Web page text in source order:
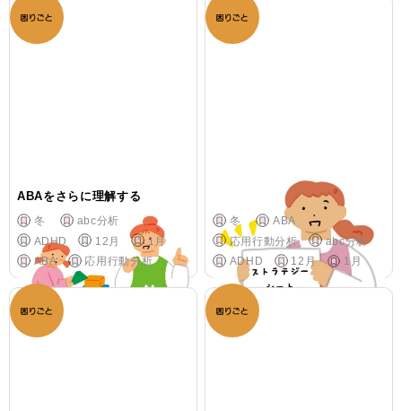
ABAをさらに理解する
冬
abc分析
ADHD
12月
1月
ABA
応用行動分析
ABAに基づくことばかけ 実践
冬
ABA
応用行動分析
abc分析
ADHD
12月 1月